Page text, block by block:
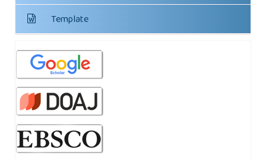
Template